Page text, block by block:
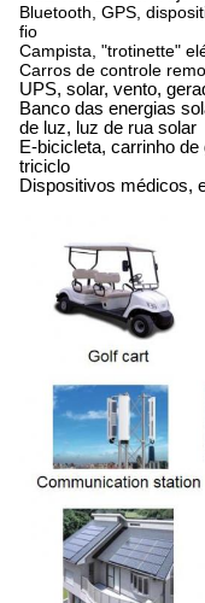
Bluetooth, GPS,
fio
Campista, "trotinette"
Carros de controle
UPS, solar, vento,
Banco das energias
de luz, luz de rua solar
E-bicicleta, carrinho
triciclo
Dispositivos médicos,